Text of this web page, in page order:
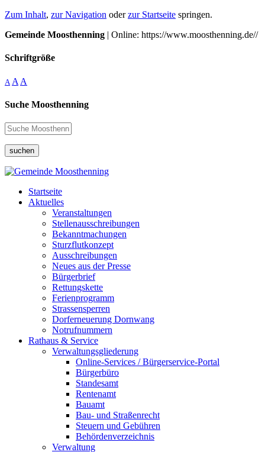
Zum Inhalt, zur Navigation oderzur Startseite springen.
Gemeinde Moosthenning | Online: https://www.moosthenning.de//
Schriftgröße
A A A
Suche Moosthenning
suchen
Startseite
Aktuelles
Veranstaltungen
Stellenausschreibungen
Bekanntmachungen
Sturzflutkonzept
Ausschreibungen
Neues aus der Presse
Bürgerbrief
Rettungskette
Ferienprogramm
Strassensperren
Dorferneuerung Dornwang
Notrufnummern
Rathaus & Service
Verwaltungsgliederung
Online-Services / Bürgerservice-Portal
Bürgerbüro
Standesamt
Rentenamt
Bauamt
Bau- und Straßenrecht
Steuern und Gebühren
Behördenverzeichnis
Verwaltung